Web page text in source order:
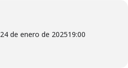
24 de enero de 202519:00